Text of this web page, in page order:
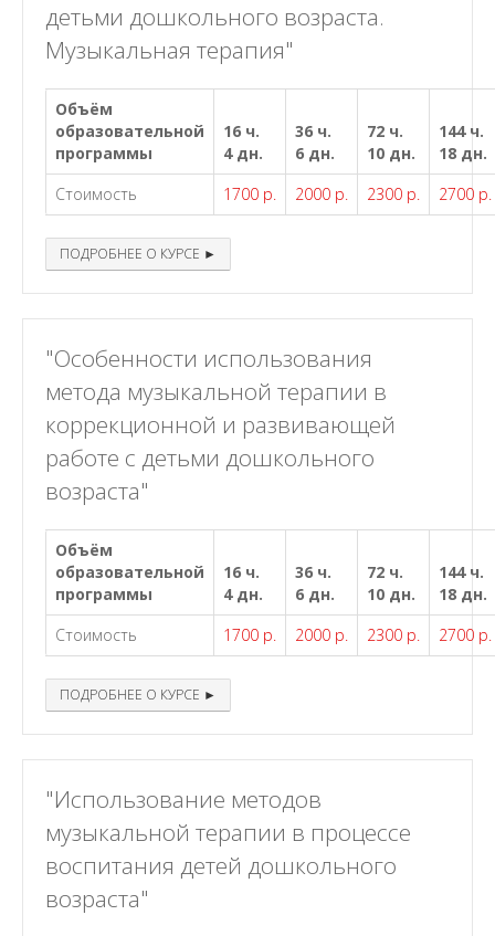
детьми дошкольного возраста.
Музыкальная терапия"
Объём
образовательной
программы
16 ч.
4 дн.
36 ч.
6 дн.
72 ч.
10 дн.
144 ч.
18 дн.
Стоимость
1700 р. 2000 р. 2300 р. 2700 р.
ПОДРОБНЕЕ О КУРСЕ ►
"Особенности использования
метода музыкальной терапии в
коррекционной и развивающей
работе с детьми дошкольного
возраста"
Объём
образовательной
программы
16 ч.
4 дн.
36 ч.
6 дн.
72 ч.
10 дн.
144 ч.
18 дн.
Стоимость
1700 р. 2000 р. 2300 р. 2700 р.
ПОДРОБНЕЕ О КУРСЕ ►
"Использование методов
музыкальной терапии в процессе
воспитания детей дошкольного
возраста"